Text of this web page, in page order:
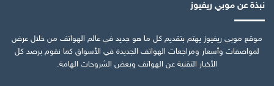
نبذة عن موبي ريفيوز
موقع موبي ريفيوز يهتم بتقديم كل ما هو جديد في عالم الهواتف من خلال عرض
لمواصفات وأسعار ومراجعات الهواتف الجديدة في الأسواق كما نقوم برصد كل
الأخبار التقنية عن الهواتف وبعض الشروحات الهامة.